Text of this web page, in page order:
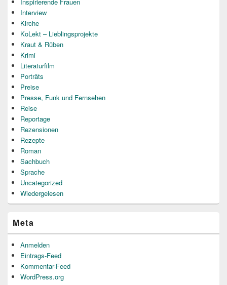
Inspirierende Frauen
Interview
Kirche
KoLekt – Lieblingsprojekte
Kraut & Rüben
Krimi
Literaturfilm
Porträts
Preise
Presse, Funk und Fernsehen
Reise
Reportage
Rezensionen
Rezepte
Roman
Sachbuch
Sprache
Uncategorized
Wiedergelesen
Meta
Anmelden
Eintrags-Feed
Kommentar-Feed
WordPress.org